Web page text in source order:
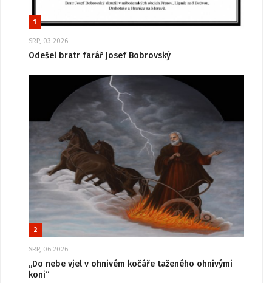
1
SRP, 03 2026
Odešel bratr farář Josef Bobrovský
2
SRP, 06 2026
„Do nebe vjel v ohnivém kočáře taženého ohnivými
koni“